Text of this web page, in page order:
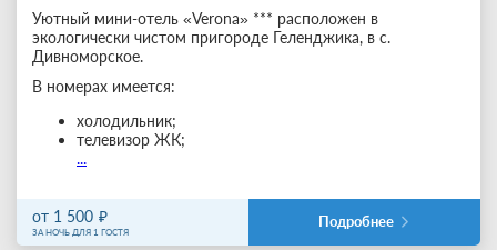
Уютный мини-отель «Verona» *** расположен в
экологически чистом пригороде Геленджика, в с.
Дивноморское.
В номерах имеется:
холодильник;
телевизор ЖК;
...
от 1 500
ЗА НОЧЬ ДЛЯ 1 ГОСТЯ
Подробнее